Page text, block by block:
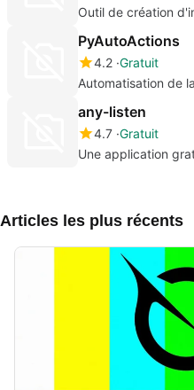
Outil de création
PyAutoActions
4.2 Gratuit
Automatisation de
any-listen
4.7 Gratuit
Une application
Articles les plus récents